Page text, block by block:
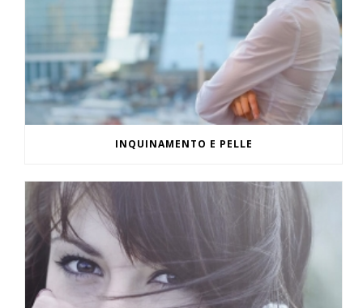
INQUINAMENTO E PELLE